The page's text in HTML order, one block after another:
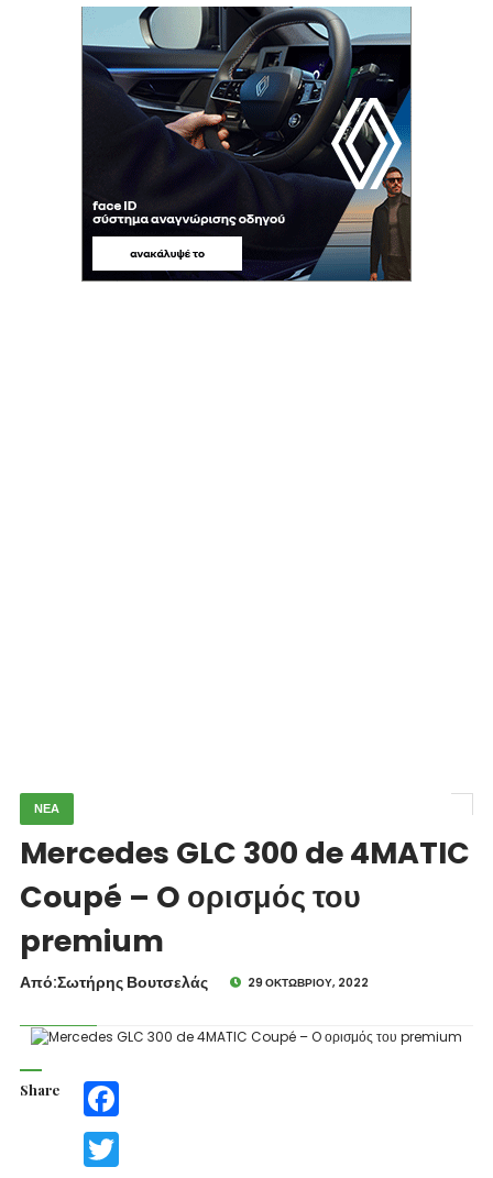
ΝΕΑ
Mercedes GLC 300 de 4MATIC
Coupé – O ορισμός του
premium
Από:Σωτήρης Βουτσελάς 29 ΟΚΤΩΒΡΊΟΥ, 2022
Share Facebook
Twitter